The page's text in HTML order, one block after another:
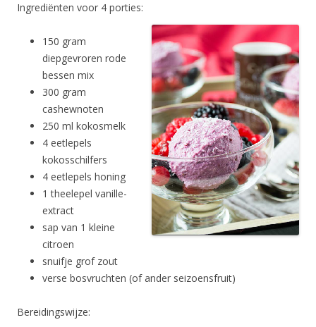
Ingrediënten voor 4 porties:
150 gram
diepgevroren rode
bessen mix
300 gram
cashewnoten
250 ml kokosmelk
4 eetlepels
kokosschilfers
4 eetlepels honing
1 theelepel vanille-
extract
sap van 1 kleine
citroen
snuifje grof zout
verse bosvruchten (of ander seizoensfruit)
Bereidingswijze: